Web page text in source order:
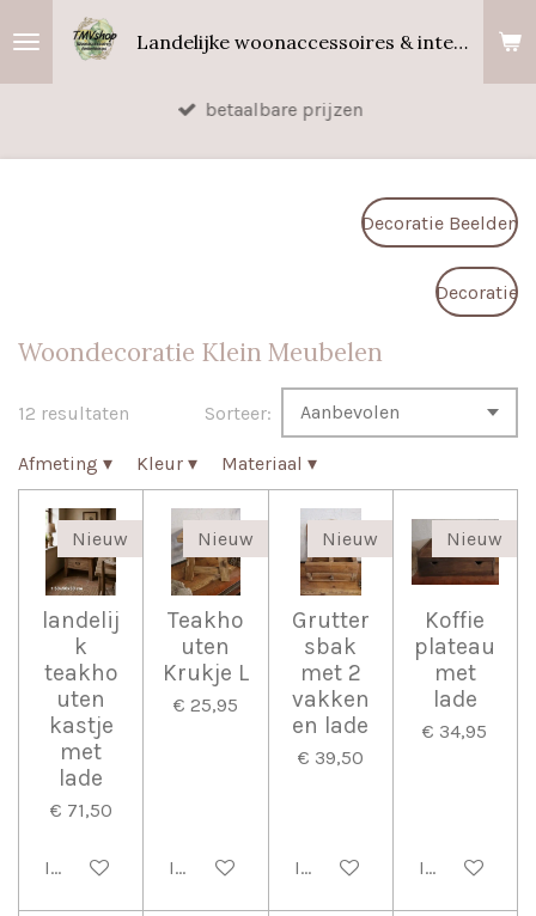
hoofdinhoud
Landelijke woonaccessoires & interieurgeuren
betaalbare prijzen
Decoratie Beelden
Decoratie
Woondecoratie Klein Meubelen
12 resultaten Sorteer:
Afmeting ▾ Kleur ▾ Materiaal ▾
Nieuw
landelij
k
teakho
uten
kastje
met
lade
€ 71,50
In winkelwagen
Nieuw
Teakho
uten
Krukje L
€ 25,95
In winkelwagen
Nieuw
Grutter
sbak
met 2
vakken
en lade
€ 39,50
In winkelwagen
Nieuw
Koffie
plateau
met
lade
€ 34,95
In